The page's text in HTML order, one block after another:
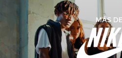
MÁS DE